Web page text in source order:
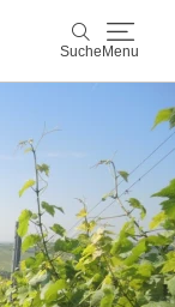
Suche Menu
Suche